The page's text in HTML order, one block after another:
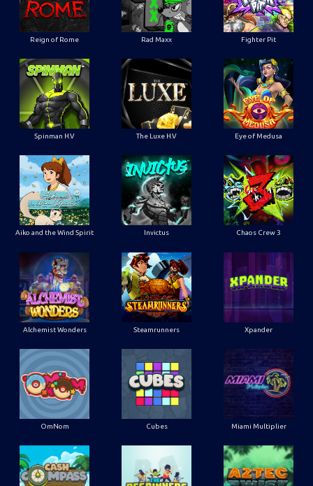
Reign of Rome Rad Maxx Fighter Pit
Spinman H.V The Luxe H.V Eye of Medusa
Aiko and the Wind Spirit Invictus Chaos Crew 3
Alchemist Wonders Steamrunners Xpander
OmNom Cubes Miami Multiplier